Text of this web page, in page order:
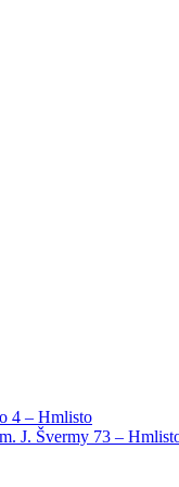
4 – Hmlisto
J. Švermy 73 –